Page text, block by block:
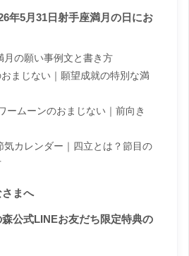
年5月31日射手座満月の日にお
月の願い事例文と書き方
まじない｜願望成就の特別な満
ームーンのおまじない｜前向き
気カレンダー｜四立とは？節目の
まへ
公式LINEお友だち限定特典の